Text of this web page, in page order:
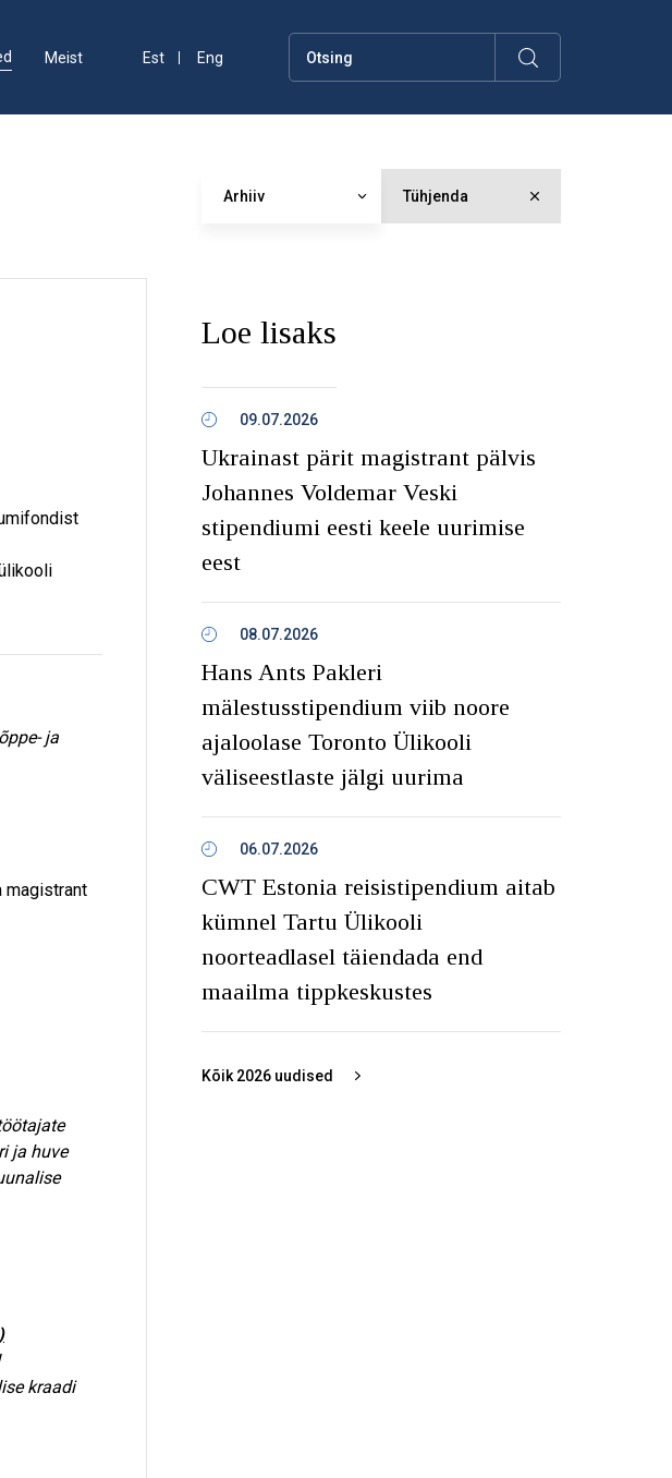
Est Eng
Meist
Arhiiv Tühjenda
ja
magistrant
ja huve
kraadi
Loe lisaks
09.07.2026
Ukrainast pärit magistrant pälvis
Johannes Voldemar Veski
stipendiumi eesti keele uurimise
eest
08.07.2026
Hans Ants Pakleri
mälestusstipendium viib noore
ajaloolase Toronto Ülikooli
väliseestlaste jälgi uurima
06.07.2026
CWT Estonia reisistipendium aitab
kümnel Tartu Ülikooli
noorteadlasel täiendada end
maailma tippkeskustes
Kõik 2026 uudised